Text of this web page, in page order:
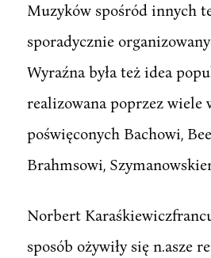
Muzyków spośród innych
sporadycznie
Wyraźna była też idea
realizowana poprzez wiele
poświęconych Bachowi,
Brahmsowi,
Norbert
sposób ożywiły się n.asze